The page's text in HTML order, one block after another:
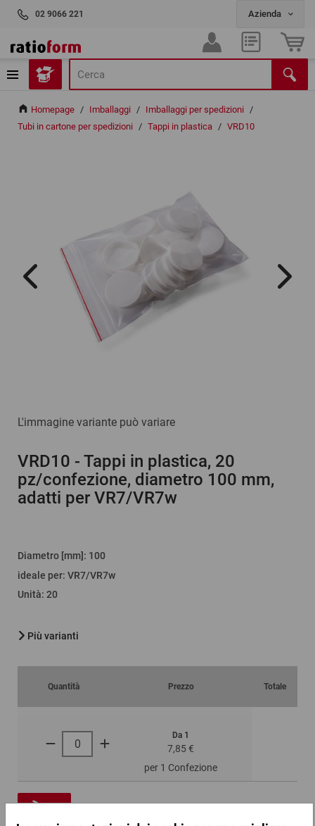
02 9066 221
Homepage / Imballaggi / Imballaggi per spedizioni /
Tubi in cartone per spedizioni / Tappi in plastica / VRD10
L'immagine variante può variare
VRD10 - Tappi in plastica, 20
pz/confezione, diametro 100 mm,
adatti per VR7/VR7w
Diametro [mm] : 100
ideale per: VR7/VR7w
Unità: 20
Più varianti
Quantità Prezzo Totale
Da 1
7,85 €
per 1 Confezione